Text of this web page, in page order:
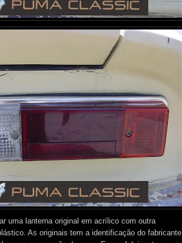
uma lanterna original em acrílico com outra
As originais tem a identificação do fabricante